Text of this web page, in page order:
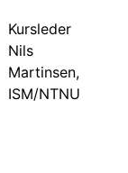
Kursleder
Nils
Martinsen,
ISM/NTNU